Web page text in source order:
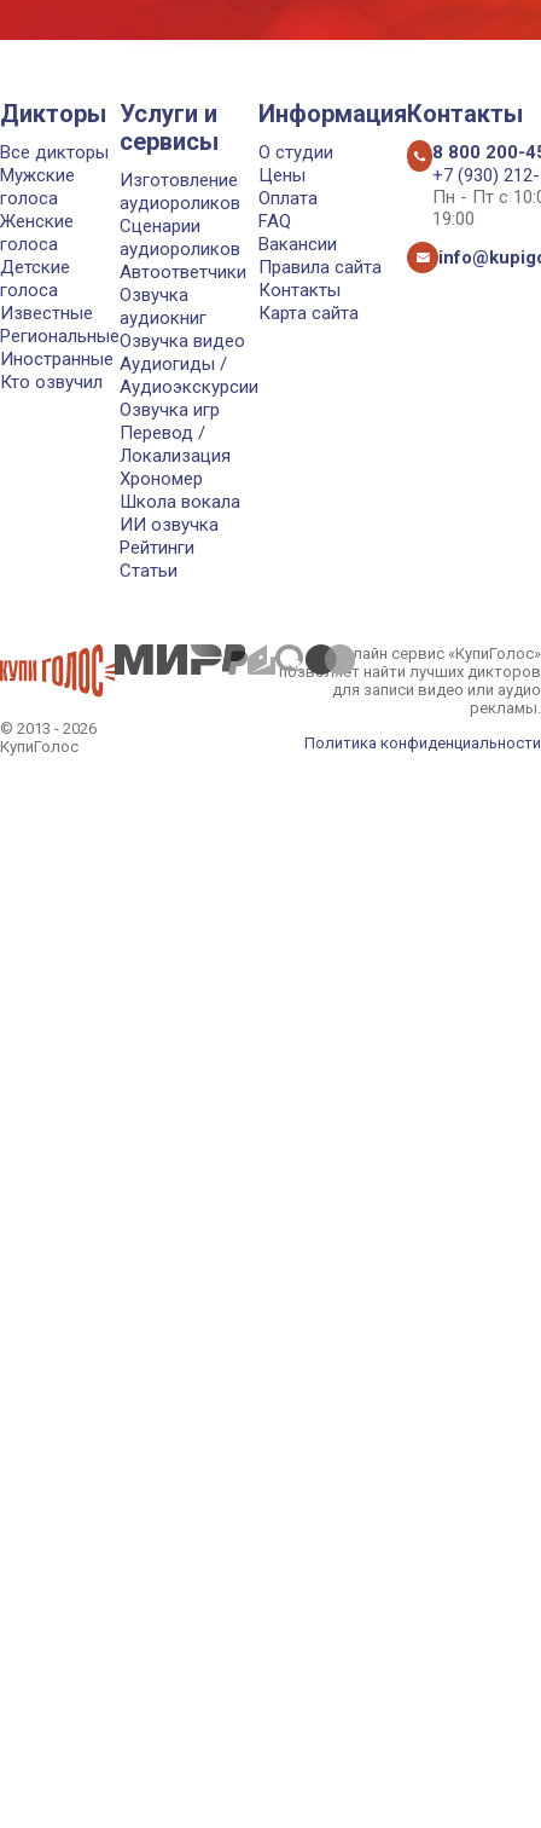
Дикторы
Все дикторы
Мужские
голоса
Женские
голоса
Детские
голоса
Известные
Региональные
Иностранные
Кто озвучил
Услуги и
сервисы
Изготовление
аудиороликов
Сценарии
аудиороликов
Автоответчики
Озвучка
аудиокниг
Озвучка видео
Аудиогиды /
Аудиоэкскурсии
Озвучка игр
Перевод /
Локализация
Хрономер
Школа вокала
ИИ озвучка
Рейтинги
Статьи
Информация
О студии
Цены
Оплата
FAQ
Вакансии
Правила сайта
Контакты
Карта сайта
Контакты
8 800 200-
+7 (930)
Пн - Пт с
19:00
© 2013 - 2026
КупиГолос
Онлайн сервис «КупиГолос»
позволяет найти лучших дикторов
для записи видео или аудио
рекламы.
Политика конфиденциальности